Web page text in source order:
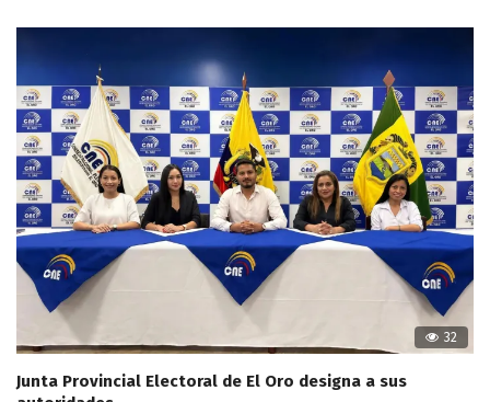
32
Junta Provincial Electoral de El Oro designa a sus